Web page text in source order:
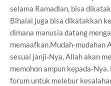
selama Ramadlan, bisa
Bihalal juga bisa dikatakkan
dimana manusia datang
memaafkan.Mudah-mudahan
sesuai janji-Nya, Allah akan
memohon ampun kepada-
forum untuk melebur